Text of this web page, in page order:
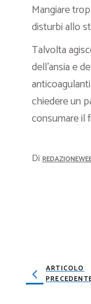
Mangiare
disturbi allo
Talvolta
dell’ansia e
chiedere un
consumare il
Di
ARTICOLO